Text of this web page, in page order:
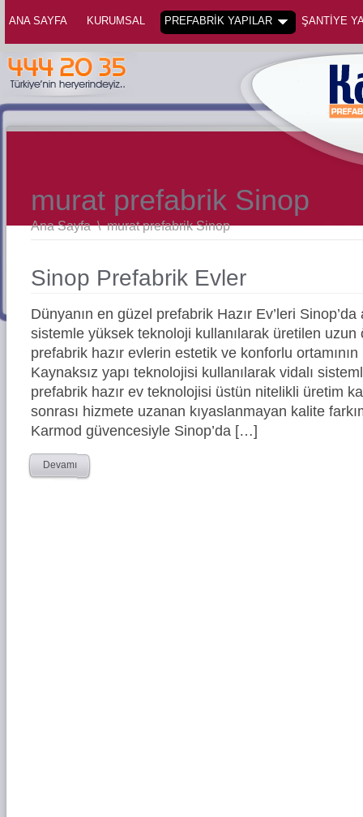
ANA SAYFA KURUMSAL PREFABRİK YAPILAR ŞANTİYE
murat prefabrik Sinop
Ana Sayfa \murat prefabrik Sinop
Sinop Prefabrik Evler
Dünyanın en güzel prefabrik Hazır Ev’leri
sistemle yüksek teknoloji kullanılarak üretilen
prefabrik hazır evlerin estetik ve konforlu ortamının
Kaynaksız yapı teknolojisi kullanılarak vidalı
prefabrik hazır ev teknolojisi üstün nitelikli üretim
sonrası hizmete uzanan kıyaslanmayan kalite
Karmod güvencesiyle Sinop’da […]
Devamı